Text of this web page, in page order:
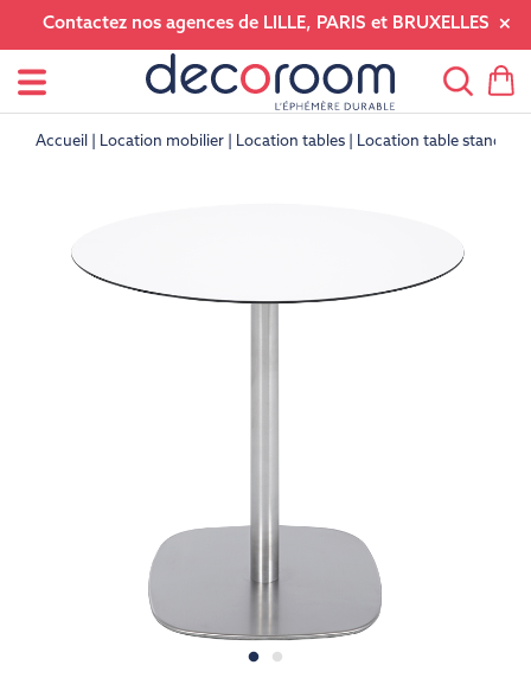
Contactez nos agences de LILLE, PARIS et BRUXELLES
Accueil Location mobilier Location tables Location table standard